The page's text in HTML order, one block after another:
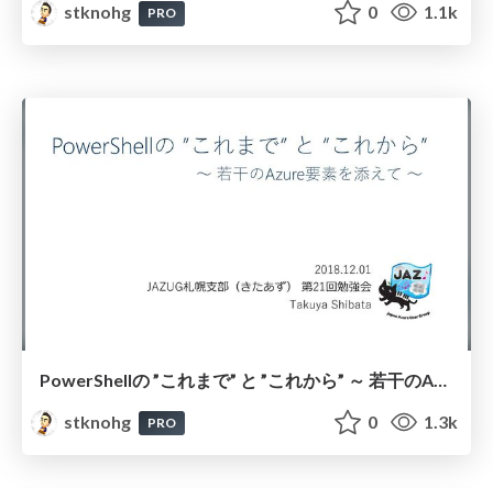
stknohg
PRO 0 1.1k
PowerShellの ”これまで” と ”これから” ～ 若干のAzure要素を添えて ～
stknohg
PRO 0 1.3k